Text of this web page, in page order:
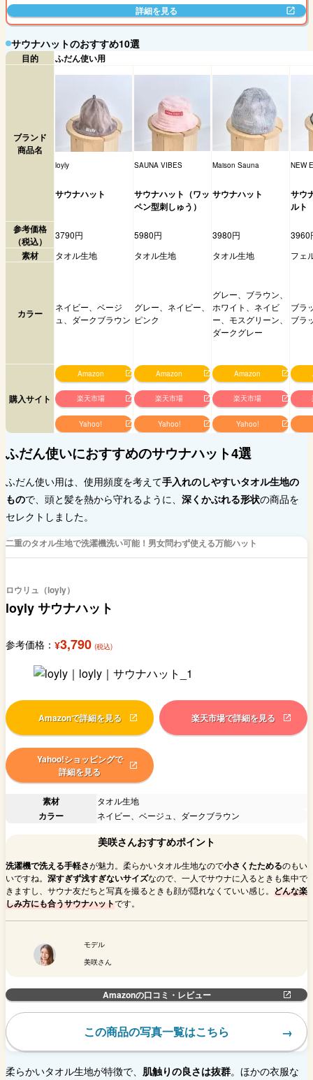
詳細を見る
サウナハットのおすすめ10選
目的 ふだん使い用
ブランド
商品名
loyly SAUNA VIBES Maison Sauna NEW
サウナハット
サウナハット（ワッ
ペン型刺しゅう）
サウナハット
サウ
ルト
参考価格
（税込）
3790円 5980円 3980円 3960
素材 タオル生地 タオル生地 タオル生地 フェ
カラー
ネイビー、ベージ
ュ、ダークブラウン
グレー、ネイビー、
ピンク
グレー、ブラウン、
ホワイト、ネイビ
ー、モスグリーン、
ダークグレー
ブラ
ブラ
購入サイト
Amazon
楽天市場
Yahoo!
Amazon
楽天市場
Yahoo!
Amazon
楽天市場
Yahoo!
ふだん使いにおすすめのサウナハット4選
ふだん使い用は、使用頻度を考えて手入れのしやすいタオル生地の
もので、頭と髪を熱から守れるように、 深くかぶれる形状の商品を
セレクトしました。
二重のタオル生地で洗濯機洗い可能！男女問わず使える万能ハット
ロウリュ（loyly）
loyly サウナハット
参考価格： ¥3,790 (税込)
Amazonで詳細を見る 楽天市場で詳細を見る
Yahoo!ショッピングで
詳細を見る
素材 タオル生地
カラー ネイビー、ベージュ、ダークブラウン
美咲さんおすすめポイント
洗濯機で洗える手軽さが魅力。柔らかいタオル生地なので小さくたためるのもい
いですね。 深すぎず浅すぎないサイズなので、一人でサウナに入るときも集中で
きますし、サウナ友だちと写真を撮るときも顔が隠れなくていい感じ。 どんな楽
しみ方にも合うサウナハットです。
モデル
美咲さん
Amazonの口コミ・レビュー
この商品の写真一覧はこちら
柔らかいタオル生地が特徴で、 肌触りの良さは抜群。ほかの衣服な